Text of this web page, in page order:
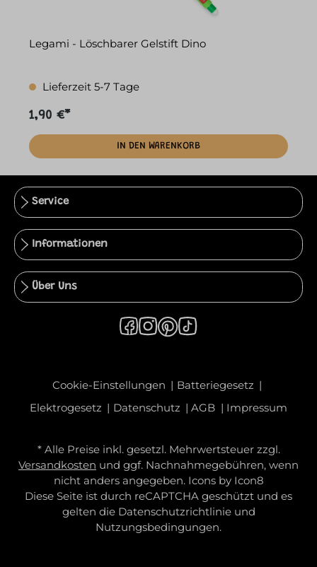
Legami - Löschbarer Gelstift Dino
Lieferzeit 5-7 Tage
1,90 €*
IN DEN WARENKORB
Service
Informationen
Über Uns
Cookie-Einstellungen
Batteriegesetz
Elektrogesetz
Datenschutz AGB Impressum
* Alle Preise inkl. gesetzl. Mehrwertsteuer zzgl.
Versandkosten und ggf. Nachnahmegebühren, wenn
nicht anders angegeben. Icons by Icon8
Diese Seite ist durch reCAPTCHA geschützt und es
gelten die Datenschutzrichtlinieund
Nutzungsbedingungen.